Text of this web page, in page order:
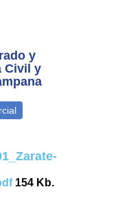
y
Civil y
154 Kb.